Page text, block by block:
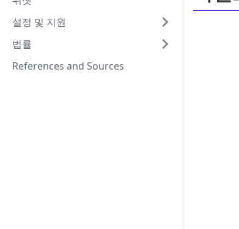
설정 및 지원
법률
References and Sources